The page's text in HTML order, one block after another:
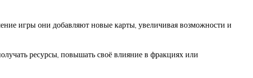
игры они добавляют новые карты, увеличивая возможности и
ресурсы, повышать своё влияние в фракциях или